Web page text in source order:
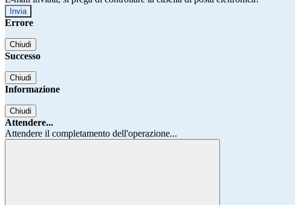
Errore
Chiudi
Successo
Chiudi
Informazione
Chiudi
Attendere...
Attendere il completamento dell'operazione...